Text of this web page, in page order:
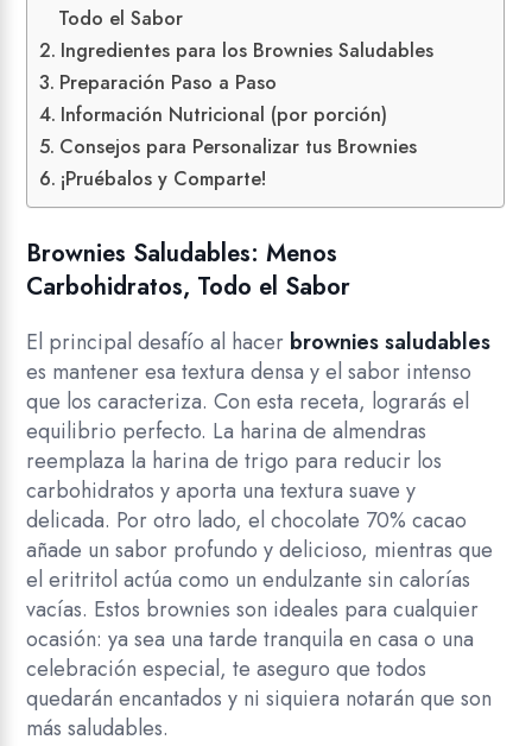
Todo el Sabor
Ingredientes para los Brownies Saludables
Preparación Paso a Paso
Información Nutricional (por porción)
Consejos para Personalizar tus Brownies
¡Pruébalos y Comparte!
Brownies Saludables: Menos
Carbohidratos, Todo el Sabor
El principal desafío al hacer brownies saludables
es mantener esa textura densa y el sabor intenso
que los caracteriza. Con esta receta, lograrás el
equilibrio perfecto. La harina de almendras
reemplaza la harina de trigo para reducir los
carbohidratos y aporta una textura suave y
delicada. Por otro lado, el chocolate 70% cacao
añade un sabor profundo y delicioso, mientras que
el eritritol actúa como un endulzante sin calorías
vacías. Estos brownies son ideales para cualquier
ocasión: ya sea una tarde tranquila en casa o una
celebración especial, te aseguro que todos
quedarán encantados y ni siquiera notarán que son
más saludables.